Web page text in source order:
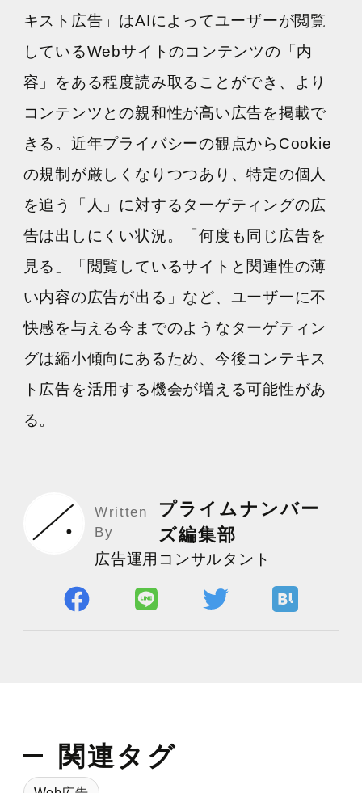
Webマーケティング用語集
よくある質問
キスト広告」はAIによってユーザーが閲覧
しているWebサイトのコンテンツの「内
容」をある程度読み取ることができ、より
コンテンツとの親和性が高い広告を掲載で
きる。近年プライバシーの観点からCookie
の規制が厳しくなりつつあり、特定の個人
を追う「人」に対するターゲティングの広
告は出しにくい状況。「何度も同じ広告を
見る」「閲覧しているサイトと関連性の薄
い内容の広告が出る」など、ユーザーに不
快感を与える今までのようなターゲティン
グは縮小傾向にあるため、今後コンテキス
ト広告を活用する機会が増える可能性があ
る。
Written
By
プライムナンバー
ズ編集部
広告運用コンサルタント
関連タグ